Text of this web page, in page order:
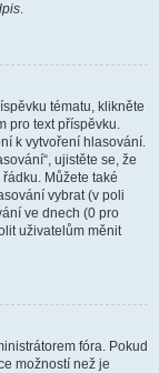
.
tématu, klikněte
pro text příspěvku.
k vytvoření hlasování.
ujistěte se, že
Můžete také
vybrat (v poli
ve dnech (0 pro
uživatelům měnit
fóra. Pokud
možností než je